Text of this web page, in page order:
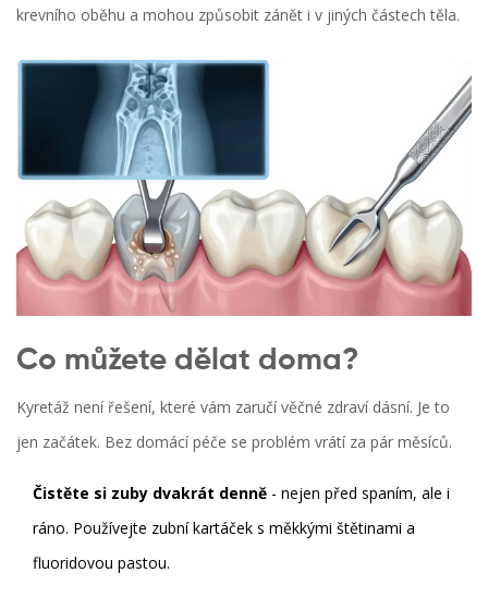
krevního oběhu a mohou způsobit zánět i v jiných částech těla.
Co můžete dělat doma?
Kyretáž není řešení, které vám zaručí věčné zdraví dásní. Je to
jen začátek. Bez domácí péče se problém vrátí za pár měsíců.
Čistěte si zuby dvakrát denně - nejen před spaním, ale i
ráno. Používejte zubní kartáček s měkkými štětinami a
fluoridovou pastou.